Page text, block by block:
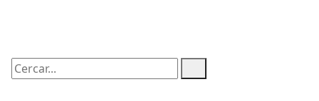
Cercar: